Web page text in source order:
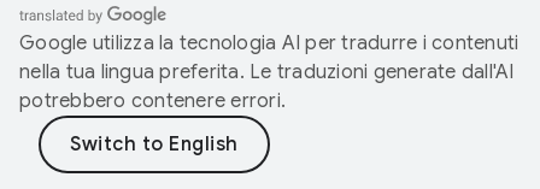
Google utilizza la tecnologia AI per tradurre i contenuti
nella tua lingua preferita. Le traduzioni generate dall'AI
potrebbero contenere errori.